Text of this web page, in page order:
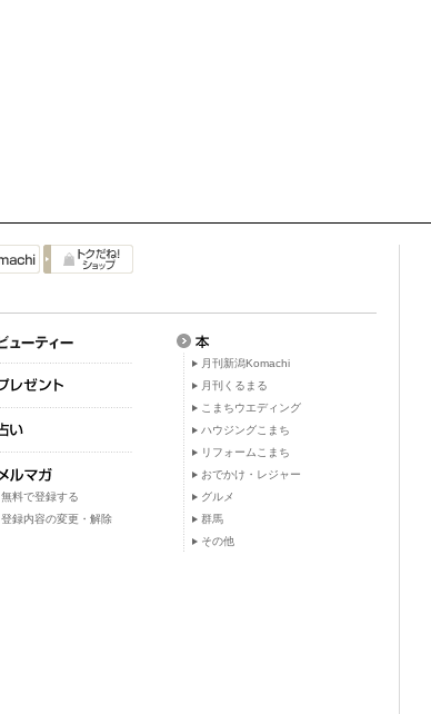
無料で登録する
登録内容の変更・解除
月刊新潟Komachi
月刊くるまる
こまちウエディング
ハウジングこまち
リフォームこまち
おでかけ・レジャー
グルメ
群馬
その他